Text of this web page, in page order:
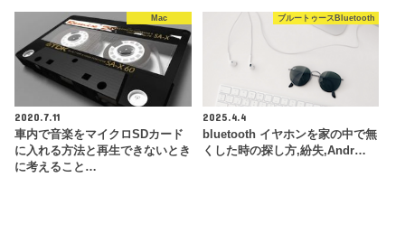
Mac
2020.7.11
車内で音楽をマイクロSDカード
に入れる方法と再生できないとき
に考えること…
ブルートゥースBluetooth
2025.4.4
bluetooth イヤホンを家の中で無
くした時の探し方,紛失,Andr…